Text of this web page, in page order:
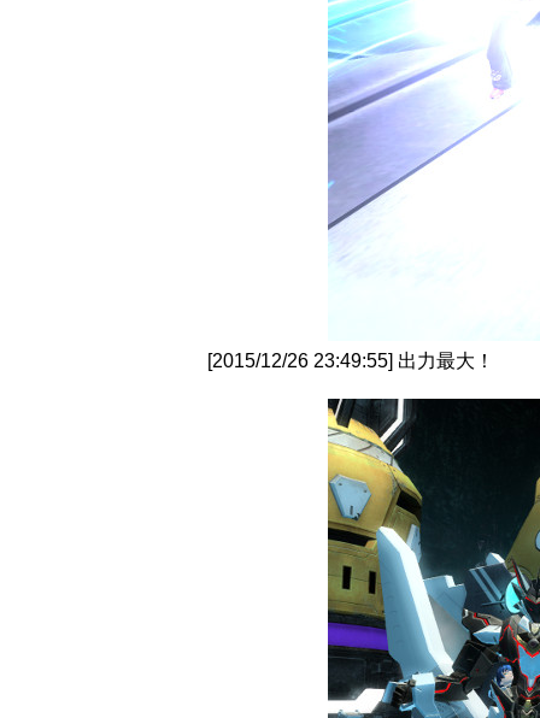
[2015/12/26 23:49:55] 出力最大！